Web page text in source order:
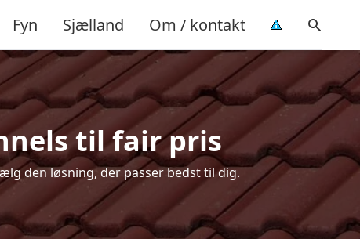
Fyn Sjælland Om / kontakt
til fair pris
den løsning, der passer bedst til dig.